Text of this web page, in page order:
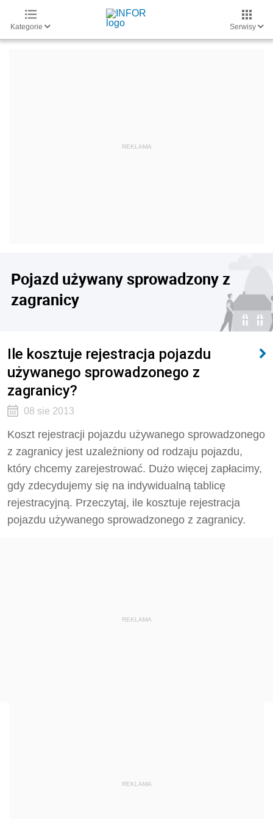
Kategorie Serwisy
Pojazd używany sprowadzony z
zagranicy
Ile kosztuje rejestracja pojazdu
używanego sprowadzonego z
zagranicy?
08 sie 2013
Koszt rejestracji pojazdu używanego sprowadzonego
z zagranicy jest uzależniony od rodzaju pojazdu,
który chcemy zarejestrować. Dużo więcej zapłacimy,
gdy zdecydujemy się na indywidualną tablicę
rejestracyjną. Przeczytaj, ile kosztuje rejestracja
pojazdu używanego sprowadzonego z zagranicy.
REKLAMA
REKLAMA